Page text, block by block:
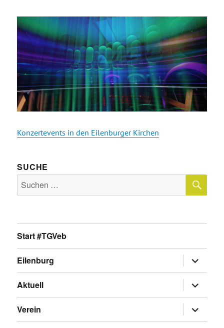
Konzertevents in den Eilenburger Kirchen
SUCHE
Suche
nach:
Start #TGVeb
Eilenburg
anzeigen
Aktuell
anzeigen
Verein
anzeigen